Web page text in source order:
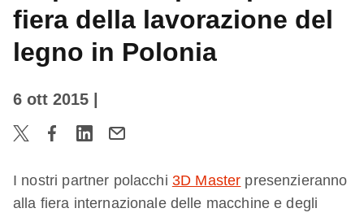
fiera della lavorazione del
legno in Polonia
6 ott 2015
I nostri partner polacchi 3D Master presenzieranno
alla fiera internazionale delle macchine e degli